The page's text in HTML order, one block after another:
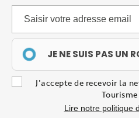
JE NE SUIS PAS UN
J'accepte de recevoir la
Lire notre politique